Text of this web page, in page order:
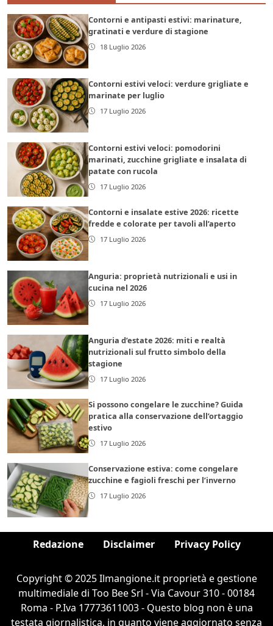
Contorni e antipasti estivi: marinature,
gratinati e verdure di stagione
18 Luglio 2026
Contorni estivi veloci: verdure grigliate e
marinate per luglio
17 Luglio 2026
Contorni estivi veloci: pomodorini
marinati, zucchine grigliate e insalata di
patate con rucola
17 Luglio 2026
Contorni e insalate estive 2026: ricette
fredde e colorate per tavoli all’aperto
17 Luglio 2026
Anguria: proprietà nutrizionali e usi in
cucina nel 2026
17 Luglio 2026
Anguria d’estate 2026: miti e realtà
nutrizionali sul frutto simbolo della
stagione
17 Luglio 2026
Si possono congelare le zucchine? Guida
pratica alla conservazione dell’ortaggio
estivo
17 Luglio 2026
Conservazione estiva: come congelare
zucchine e fagioli freschi per l’inverno
17 Luglio 2026
Redazione Disclaimer Privacy Policy
Copyright © 2025 Ilmangione.it proprietà e gestione
multimediale di Too Bee Srl - Via Cavour 310 - 00184
Roma - P.Iva 17773611003 - Questo blog non è una
testata giornalistica, in quanto viene aggiornato senza